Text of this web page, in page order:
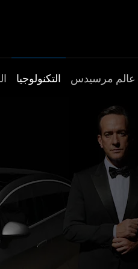
عالم مرسيدس التكنولوجيا